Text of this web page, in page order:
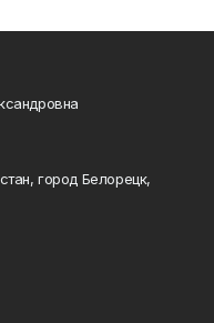
город Белорецк,